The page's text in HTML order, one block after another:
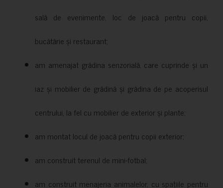
sală de evenimente, loc de joacă pentru copii,
bucătărie și restaurant;
am amenajat grădina senzorială, care cuprinde și un
iaz și mobilier de grădină și grădina de pe acoperisul
centrului, la fel cu mobilier de exterior și plante;
am montat locul de joacă pentru copii exterior;
am construit terenul de mini-fotbal;
am construit menajeria animalelor, cu spațiile pentru